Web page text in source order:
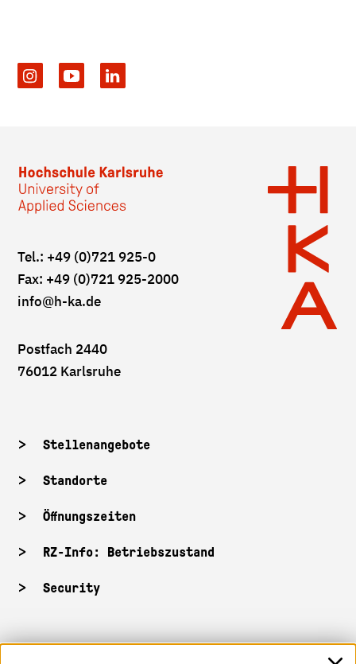
Tel.: +49 (0)721 925-0
Fax: +49 (0)721 925-2000
info@h-ka.de
Postfach 2440
76012 Karlsruhe
Stellenangebote
Standorte
Öffnungszeiten
RZ-Info: Betriebszustand
Security
HKA-Shop